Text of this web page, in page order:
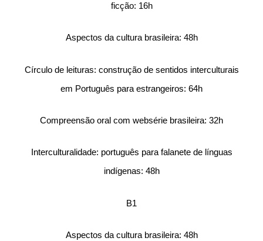
ficção: 16h
Aspectos da cultura brasileira: 48h
Círculo de leituras: construção de sentidos interculturais
em Português para estrangeiros: 64h
Compreensão oral com websérie brasileira: 32h
Interculturalidade: português para falanete de línguas
indígenas: 48h
B1
Aspectos da cultura brasileira: 48h